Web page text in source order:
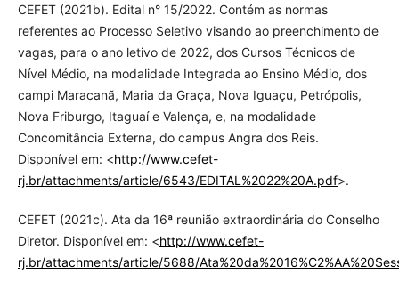
CEFET (2021b). Edital n° 15/2022. Contém as normas
referentes ao Processo Seletivo visando ao preenchimento de
vagas, para o ano letivo de 2022, dos Cursos Técnicos de
Nível Médio, na modalidade Integrada ao Ensino Médio, dos
campi Maracanã, Maria da Graça, Nova Iguaçu, Petrópolis,
Nova Friburgo, Itaguaí e Valença, e, na modalidade
Concomitância Externa, do campus Angra dos Reis.
Disponível em: <http://www.cefet-
rj.br/attachments/article/6543/EDITAL%2022%20A.pdf>.
CEFET (2021c). Ata da 16ª reunião extraordinária do Conselho
Diretor. Disponível em: <http://www.cefet-
rj.br/attachments/article/5688/